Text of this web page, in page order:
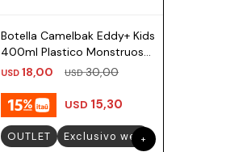
Botella Camelbak Eddy+ Kids
400ml Plastico Monstruos
Skaters
USD 18,00 USD 30,00
USD 15,30
OUTLET Exclusivo web